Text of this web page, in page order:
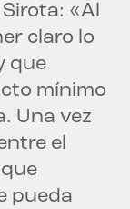
«Al
claro lo
que
mínimo
Una vez
el
pueda